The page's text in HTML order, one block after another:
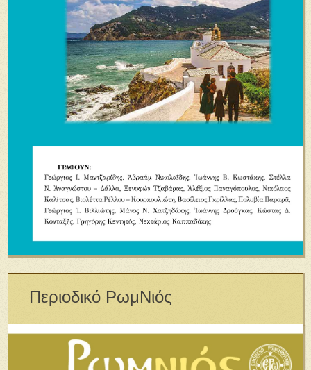
Περιοδικό ΡωμΝιός